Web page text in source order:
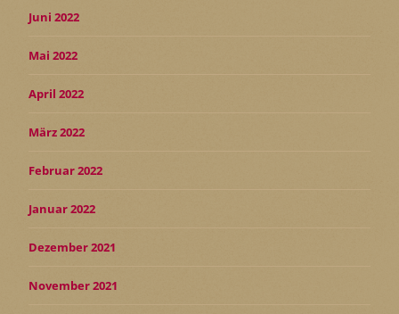
Juni 2022
Mai 2022
April 2022
März 2022
Februar 2022
Januar 2022
Dezember 2021
November 2021